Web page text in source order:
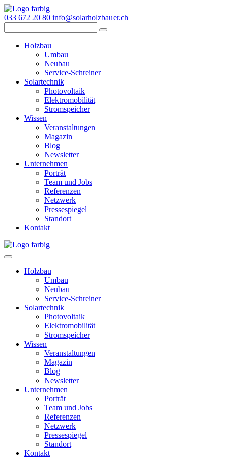
033 672 20 80 info@solarholzbauer.ch
Holzbau
Umbau
Neubau
Service-Schreiner
Solartechnik
Photovoltaik
Elektromobilität
Stromspeicher
Wissen
Veranstaltungen
Magazin
Blog
Newsletter
Unternehmen
Porträt
Team und Jobs
Referenzen
Netzwerk
Pressespiegel
Standort
Kontakt
Holzbau
Umbau
Neubau
Service-Schreiner
Solartechnik
Photovoltaik
Elektromobilität
Stromspeicher
Wissen
Veranstaltungen
Magazin
Blog
Newsletter
Unternehmen
Porträt
Team und Jobs
Referenzen
Netzwerk
Pressespiegel
Standort
Kontakt